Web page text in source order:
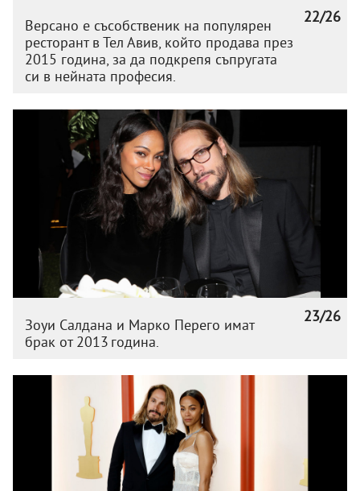
22/26
Версано е съсобственик на популярен
ресторант в Тел Авив, който продава през
2015 година, за да подкрепя съпругата
си в нейната професия.
23/26
Зоуи Салдана и Марко Перего имат
брак от 2013 година.